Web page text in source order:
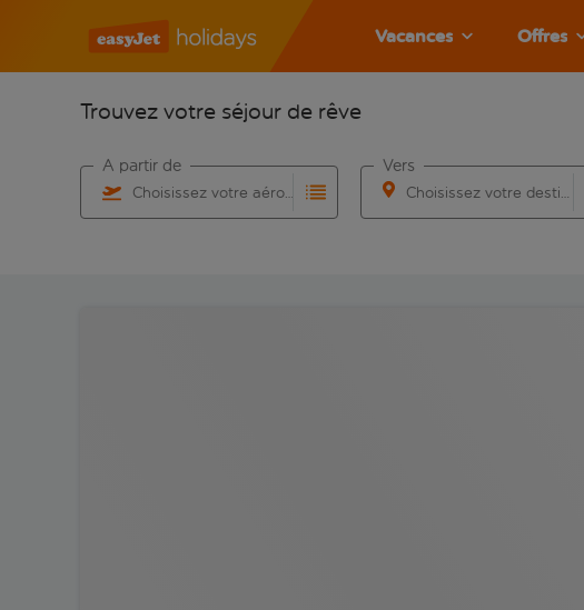
Vacances Offres
Trouvez votre séjour de rêve
Choisissez votre aéroport
À partir de
Choisissez votre destination
Vers